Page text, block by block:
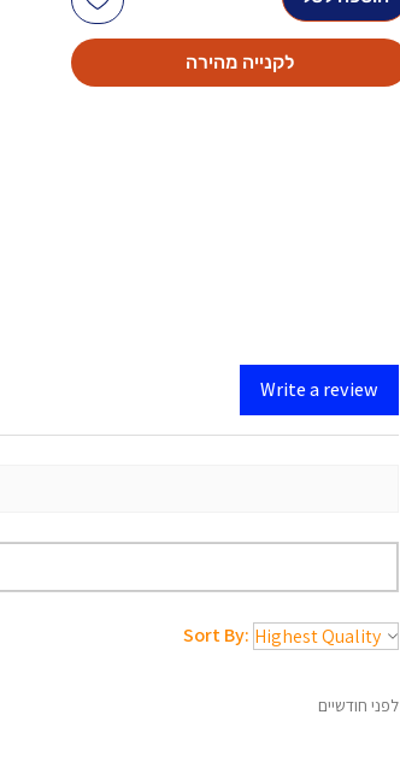
לקנייה מהירה
Write a review
Sort By:
לפני חודשיים